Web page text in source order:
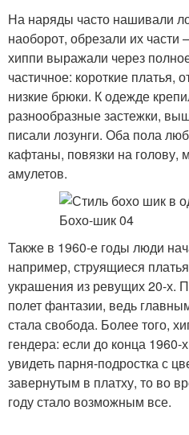
На наряды часто нашивали
наоборот, обрезали их части
хиппи выражали через
частичное: короткие платья,
низкие брюки. К одежде
разнообразные застежки,
писали лозунги. Оба пола
кафтаны, повязки на голову,
амулетов.
Также в 1960-е годы люди
например, струящиеся
украшения из ревущих 20-х.
полет фантазии, ведь
стала свобода. Более того,
гендера: если до конца
увидеть парня-подростка с
завернутым в платху, то во
году стало возможным все.